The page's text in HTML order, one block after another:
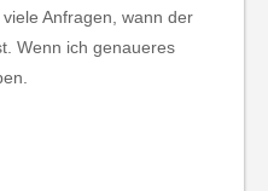
Anfragen, wann der
Wenn ich genaueres